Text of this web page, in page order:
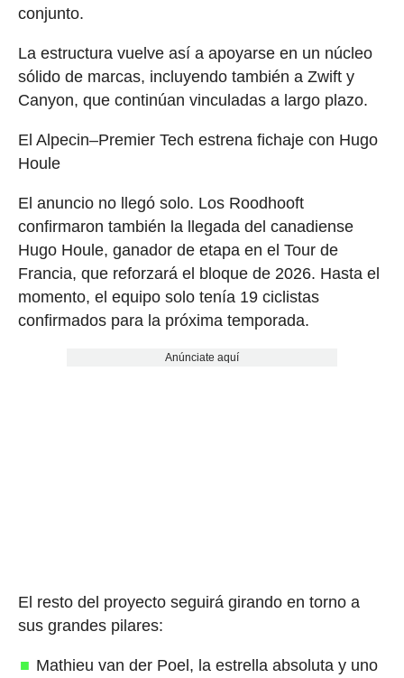
conjunto.
La estructura vuelve así a apoyarse en un núcleo
sólido de marcas, incluyendo también a Zwift y
Canyon, que continúan vinculadas a largo plazo.
El Alpecin–Premier Tech estrena fichaje con Hugo
Houle
El anuncio no llegó solo. Los Roodhooft
confirmaron también la llegada del canadiense
Hugo Houle, ganador de etapa en el Tour de
Francia, que reforzará el bloque de 2026. Hasta el
momento, el equipo solo tenía 19 ciclistas
confirmados para la próxima temporada.
Anúnciate aquí
El resto del proyecto seguirá girando en torno a
sus grandes pilares:
Mathieu van der Poel, la estrella absoluta y uno